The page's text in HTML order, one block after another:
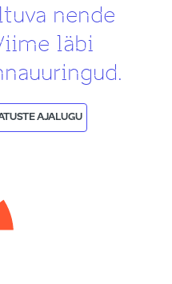
nende
läbi
AJALUGU